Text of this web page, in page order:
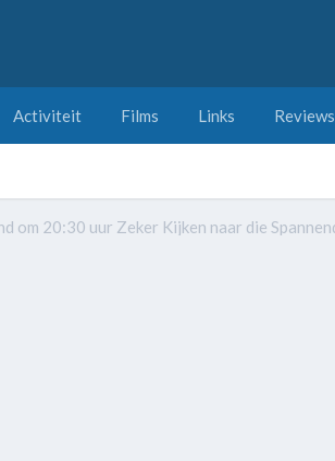
Activiteit Films Links Reviews